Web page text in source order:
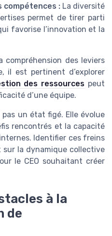
compétences : La diversité
permet de tirer parti
favorise l’innovation et la
compréhension des leviers
il est pertinent d’explorer
des ressources peut
d’une équipe.
pas un état figé. Elle évolue
rencontrés et la capacité
Identifier ces freins
la dynamique collective
le CEO souhaitant créer
à la
de